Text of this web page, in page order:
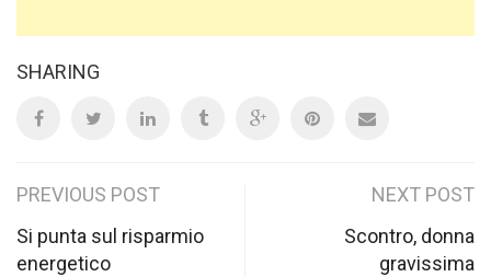
SHARING
Post
navigation
PREVIOUS POST
Si punta sul risparmio
energetico
NEXT POST
Scontro, donna
gravissima